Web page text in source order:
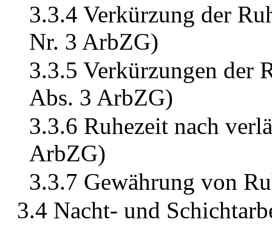
3.3.4 Verkürzung der
Nr. 3 ArbZG)
3.3.5 Verkürzungen der
Abs. 3 ArbZG)
3.3.6 Ruhezeit nach
ArbZG)
3.3.7 Gewährung von
3.4 Nacht- und